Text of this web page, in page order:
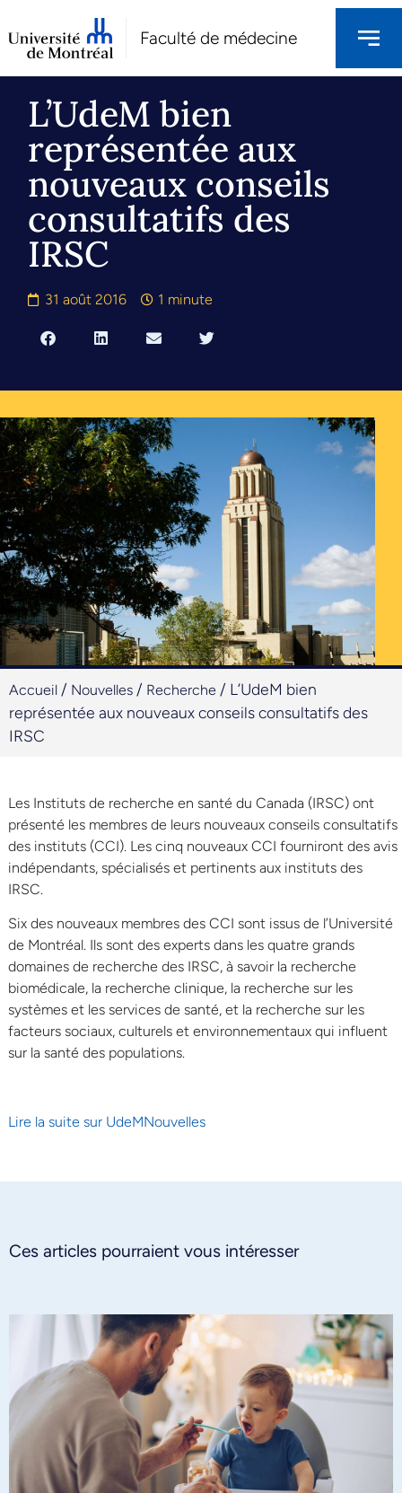
Faculté de médecine
L’UdeM bien
représentée aux
nouveaux conseils
consultatifs des
IRSC
31 août 2016 1 minute
Accueil / Nouvelles / Recherche / L’UdeM bien
représentée aux nouveaux conseils consultatifs des
IRSC
Les Instituts de recherche en santé du Canada (IRSC) ont
présenté les membres de leurs nouveaux conseils consultatifs
des instituts (CCI). Les cinq nouveaux CCI fourniront des avis
indépendants, spécialisés et pertinents aux instituts des
IRSC.
Six des nouveaux membres des CCI sont issus de l’Université
de Montréal. Ils sont des experts dans les quatre grands
domaines de recherche des IRSC, à savoir la recherche
biomédicale, la recherche clinique, la recherche sur les
systèmes et les services de santé, et la recherche sur les
facteurs sociaux, culturels et environnementaux qui influent
sur la santé des populations.
Lire la suite sur UdeMNouvelles
Ces articles pourraient vous intéresser